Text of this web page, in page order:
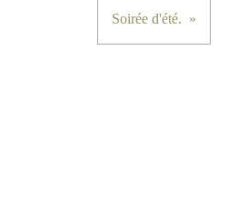
Soirée d'été.